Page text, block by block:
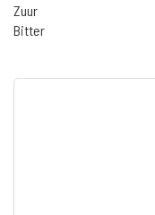
Zuur
Bitter